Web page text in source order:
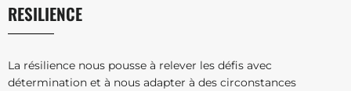
RESILIENCE
La résilience nous pousse à relever les défis avec
détermination et à nous adapter à des circonstances